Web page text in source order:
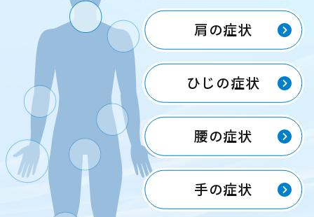
肩の症状
ひじの症状
腰の症状
手の症状